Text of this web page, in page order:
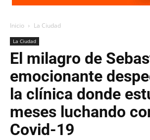
Inicio La Ciudad
La Ciudad
El milagro de
emocionante
la clínica donde
meses luchando
Covid-19